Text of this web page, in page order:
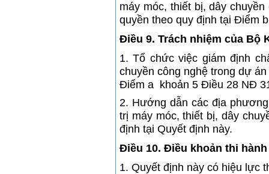
máy móc, thiết bị, dây
quyền theo quy định tại Điểm
Điều 9. Trách nhiệm của Bộ
1. Tổ chức việc giám định
chuyền công nghệ trong dự
Điểm a khoản 5 Điều 28 NĐ
2. Hướng dẫn các địa
trị máy móc, thiết bị, dây
định tại Quyết định này.
Điều 10. Điều khoản thi hành
1. Quyết định này có hiệu lực